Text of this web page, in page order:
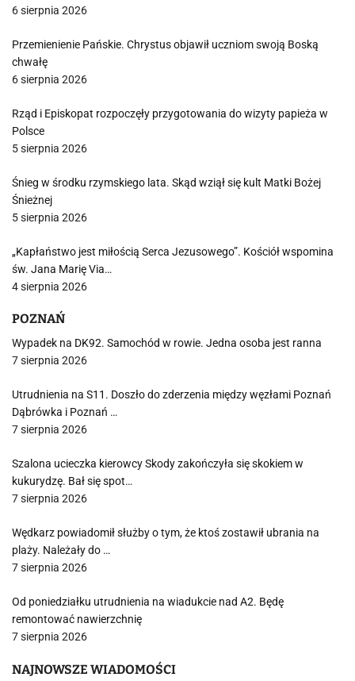
6 sierpnia 2026
Przemienienie Pańskie. Chrystus objawił uczniom swoją Boską
chwałę
6 sierpnia 2026
Rząd i Episkopat rozpoczęły przygotowania do wizyty papieża w
Polsce
5 sierpnia 2026
Śnieg w środku rzymskiego lata. Skąd wziął się kult Matki Bożej
Śnieżnej
5 sierpnia 2026
„Kapłaństwo jest miłością Serca Jezusowego”. Kościół wspomina
św. Jana Marię Via…
4 sierpnia 2026
POZNAŃ
Wypadek na DK92. Samochód w rowie. Jedna osoba jest ranna
7 sierpnia 2026
Utrudnienia na S11. Doszło do zderzenia między węzłami Poznań
Dąbrówka i Poznań …
7 sierpnia 2026
Szalona ucieczka kierowcy Skody zakończyła się skokiem w
kukurydzę. Bał się spot…
7 sierpnia 2026
Wędkarz powiadomił służby o tym, że ktoś zostawił ubrania na
plaży. Należały do …
7 sierpnia 2026
Od poniedziałku utrudnienia na wiadukcie nad A2. Będę
remontować nawierzchnię
7 sierpnia 2026
NAJNOWSZE WIADOMOŚCI